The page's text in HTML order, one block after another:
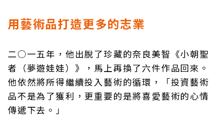
用藝術品打造更多的志業
二○一五年，他出脫了珍藏的奈良美智《小朝聖
者（夢遊娃娃）》，馬上再換了六件作品回來。
他依然將所得繼續投入藝術的循環，「投資藝術
品不是為了獲利，更重要的是將喜愛藝術的心情
傳遞下去。」